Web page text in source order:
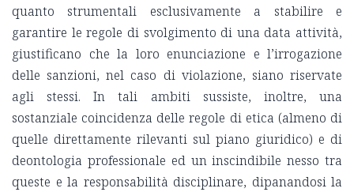
quanto strumentali esclusivamente a stabilire e
garantire le regole di svolgimento di una data attività,
giustificano che la loro enunciazione e l’irrogazione
delle sanzioni, nel caso di violazione, siano riservate
agli stessi. In tali ambiti sussiste, inoltre, una
sostanziale coincidenza delle regole di etica (almeno di
quelle direttamente rilevanti sul piano giuridico) e di
deontologia professionale ed un inscindibile nesso tra
queste e la responsabilità disciplinare, dipanandosi la